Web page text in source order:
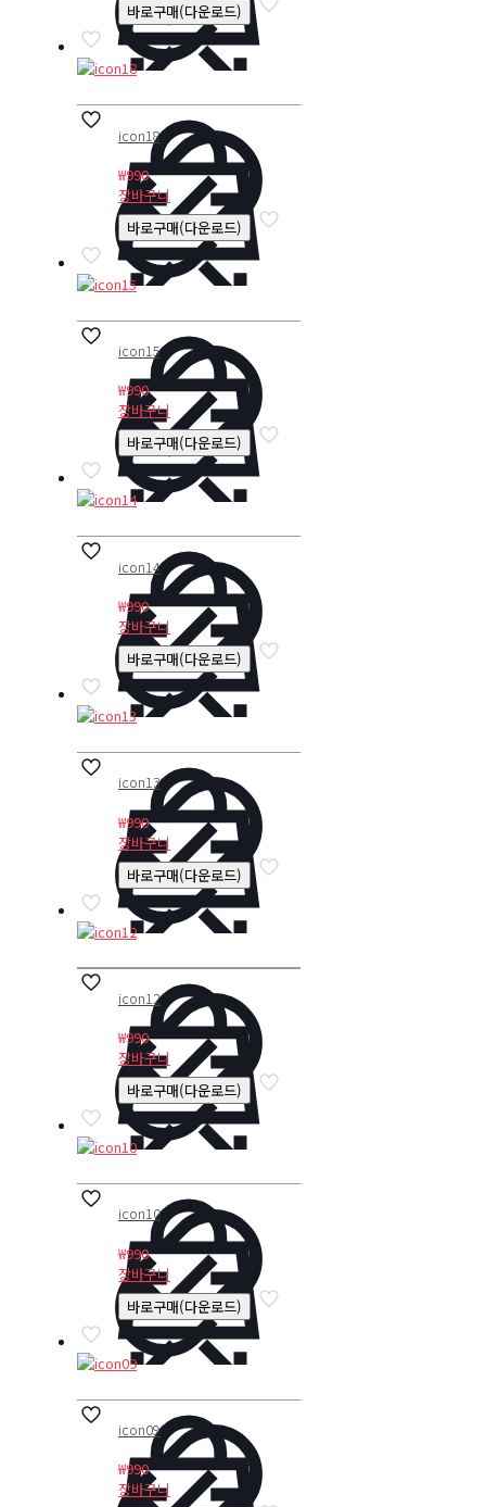
바로구매(다운로드)
icon18
₩990
장바구니
바로구매(다운로드)
icon15
₩990
장바구니
바로구매(다운로드)
icon14
₩990
장바구니
바로구매(다운로드)
icon13
₩990
장바구니
바로구매(다운로드)
icon12
₩990
장바구니
바로구매(다운로드)
icon10
₩990
장바구니
바로구매(다운로드)
icon09
₩990
장바구니